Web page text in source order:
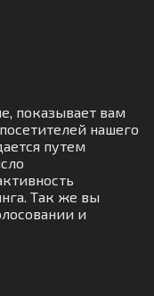
показывает вам
нашего
путем
Так же вы
и